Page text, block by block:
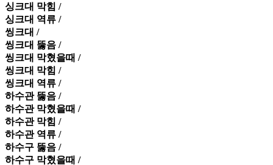
싱크대 막힘 /
싱크대 역류 /
씽크대 /
씽크대 뚫음 /
씽크대 막혔을때 /
씽크대 막힘 /
씽크대 역류 /
하수관 뚫음 /
하수관 막혔을때 /
하수관 막힘 /
하수관 역류 /
하수구 뚫음 /
하수구 막혔을때 /